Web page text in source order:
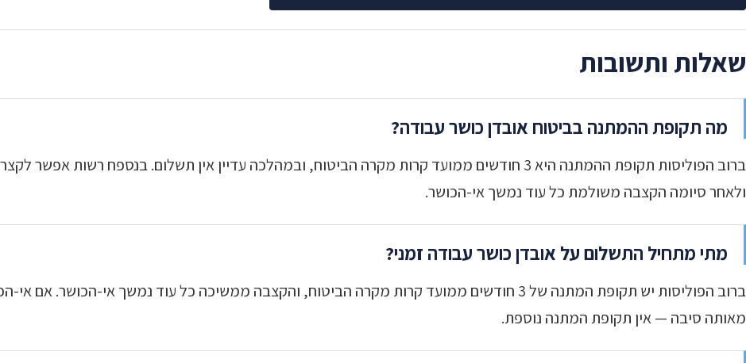
שאלות ותשובות
מה תקופת ההמתנה בביטוח אובדן כושר עבודה?
ברוב הפוליסות תקופת ההמתנה היא 3 חודשים ממועד קרות מקרה הביטוח, ובמהלכה עדיין אין תשלום. בנספח רשות
ולאחר סיומה הקצבה משולמת כל עוד נמשך אי-הכושר.
מתי מתחיל התשלום על אובדן כושר עבודה זמני?
מאותה סיבה — אין תקופת המתנה נוספת.